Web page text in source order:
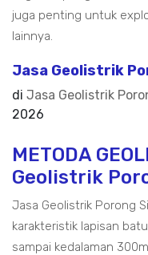
juga penting untuk
lainnya.
Jasa Geolistrik
di Jasa Geolistrik
2026
METODA
Geolistrik
Jasa Geolistrik Porong
karakteristik lapisan
sampai kedalaman